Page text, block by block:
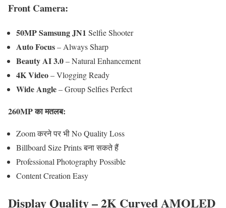
Front Camera:
50MP Samsung JN1 Selfie Shooter
Auto Focus– Always Sharp
Beauty AI 3.0– Natural Enhancement
4K Video– Vlogging Ready
Wide Angle– Group Selfies Perfect
260MP का मतलब:
Zoom करने पर भी No Quality Loss
Billboard Size Prints बना सकते हैं
Professional Photography Possible
Content Creation Easy
Display Quality – 2K Curved AMOLED